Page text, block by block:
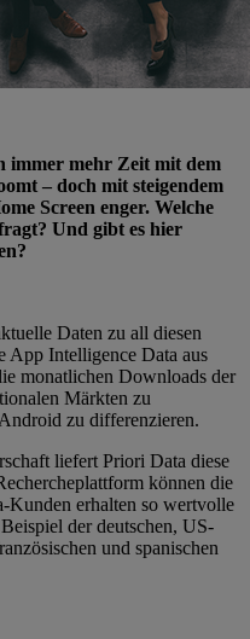
immer mehr Zeit mit dem
– doch mit steigendem
Screen enger. Welche
Und gibt es hier
Daten zu all diesen
App Intelligence Data aus
monatlichen Downloads der
Märkten zu
zu differenzieren.
liefert Priori Data diese
können die
Kunden erhalten so wertvolle
der deutschen, US-
und spanischen